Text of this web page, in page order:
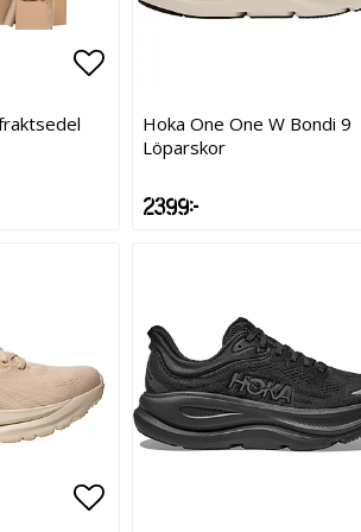
Lägg till i favoritlistan
Hoka One One W Bondi 9
Löparskor
2 399 kr